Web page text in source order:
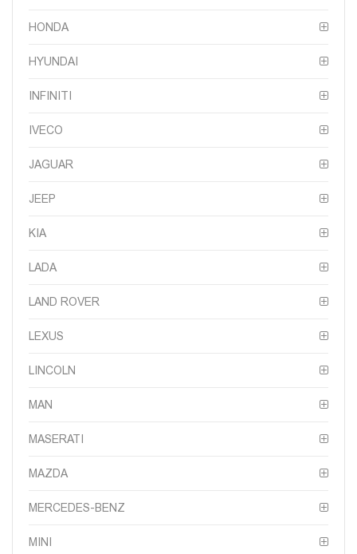
HONDA
HYUNDAI
INFINITI
IVECO
JAGUAR
JEEP
KIA
LADA
LAND ROVER
LEXUS
LINCOLN
MAN
MASERATI
MAZDA
MERCEDES-BENZ
MINI